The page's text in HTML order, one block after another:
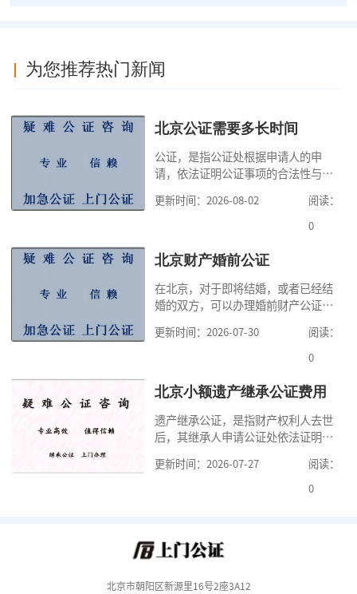
为您推荐热门新闻
北京公证需要多长时间
公证，是指公证处根据申请人的申
请，依法证明公证事项的合法性与真
高公证事项的效力，固定证据，但是
很多人不知道在北京办理公证需要多
家，办理公证的时候除了需要按照公
道北京公证需要什么材料,北京公证需
要多少钱？北京公
更新时间：2026-08-02
阅读：
0
北京财产婚前公证
在北京，对于即将结婚，或者已经结
婚的双方，可以办理婚前财产公证，
式，可以避免个人财产引发的纠纷，
但是，在北京办理婚前财产公证，除
料外，公证咨询告诉大家，我们有必
京婚前财产公证机构？了解这些不仅
有利于我们根
更新时间：2026-07-30
阅读：
0
北京小额遗产继承公证费用
遗产继承公证，是指财产权利人去世
后，其继承人申请公证处依法证明继
的证明活动。通过公证，继承人可以
拿着享有继承权的公证书办理遗产过
费。我们在办理继承公证的时候，需
更新时间：2026-07-27
阅读：
0
北京市朝阳区新源里16号2座3A12